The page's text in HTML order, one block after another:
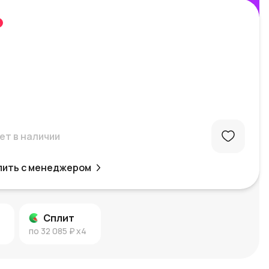
в наличии
с менеджером
Сплит
по 32 085 ₽x4